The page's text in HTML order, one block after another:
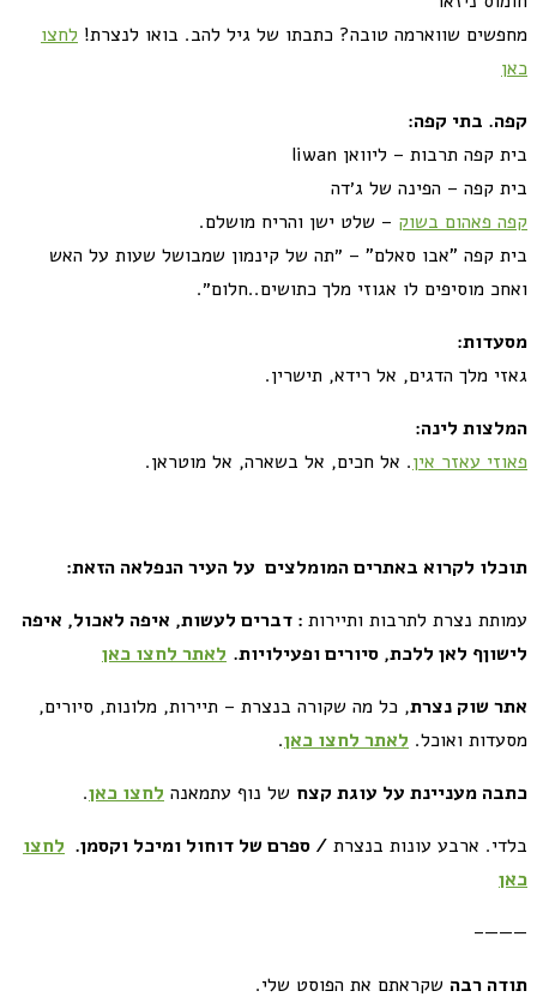
מחפשים שווארמה טובה? כתבתו של גיל להב. בואו לנצרת! לחצו
כאן
קפה. בתי קפה:
בית קפה תרבות – ליוואן liwan
בית קפה – הפינה של ג׳דה
קפה פאהום בשוק – שלט ישן והריח מושלם.
בית קפה "אבו סאלם" – ״תה של קינמון שמבושל שעות על האש
ואחכ מוסיפים לו אגוזי מלך כתושים..חלום״.
מסעדות:
גאזי מלך הדגים, אל רידא, תישרין.
המלצות לינה:
פאוזי עאזר אין. אל חכים, אל בשארה, אל מוטראן.
תוכלו לקרוא באתרים המומלצים על העיר הנפלאה הזאת:
עמותת נצרת לתרבות ותיירות : דברים לעשות, איפה לאכול, איפה
לישוןף לאן ללכת, סיורים ופעילויות. לאתר לחצו כאן
אתר שוק נצרת, כל מה שקורה בנצרת – תיירות, מלונות, סיורים,
מסעדות ואוכל. לאתר לחצו כאן.
כתבה מעניינת על עוגת קצח של נוף עתמאנה לחצו כאן.
בלדי. ארבע עונות בנצרת / ספרם של דוחול ומיכל וקסמן. לחצו
כאן
———–
תודה רבה שקראתם את הפוסט שלי.